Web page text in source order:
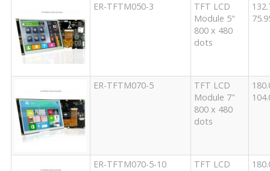
ER-TFTM050-3
TFT LCD
Module 5"
800 x 480
dots
ER-TFTM070-5
TFT LCD
Module 7"
800 x 480
dots
ER-TFTM070-5-10
TFT LCD